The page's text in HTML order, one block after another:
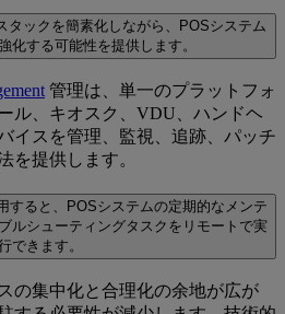
タックを簡素化しながら、POSシステム
化する可能性を提供します。
管理は、単一のプラットフォ
ル、キオスク、VDU、ハンドヘ
イスを管理、監視、追跡、パッチ
を提供します。
すると、POSシステムの定期的なメンテ
ルシューティングタスクをリモートで実
できます。
の集中化と合理化の余地が広が